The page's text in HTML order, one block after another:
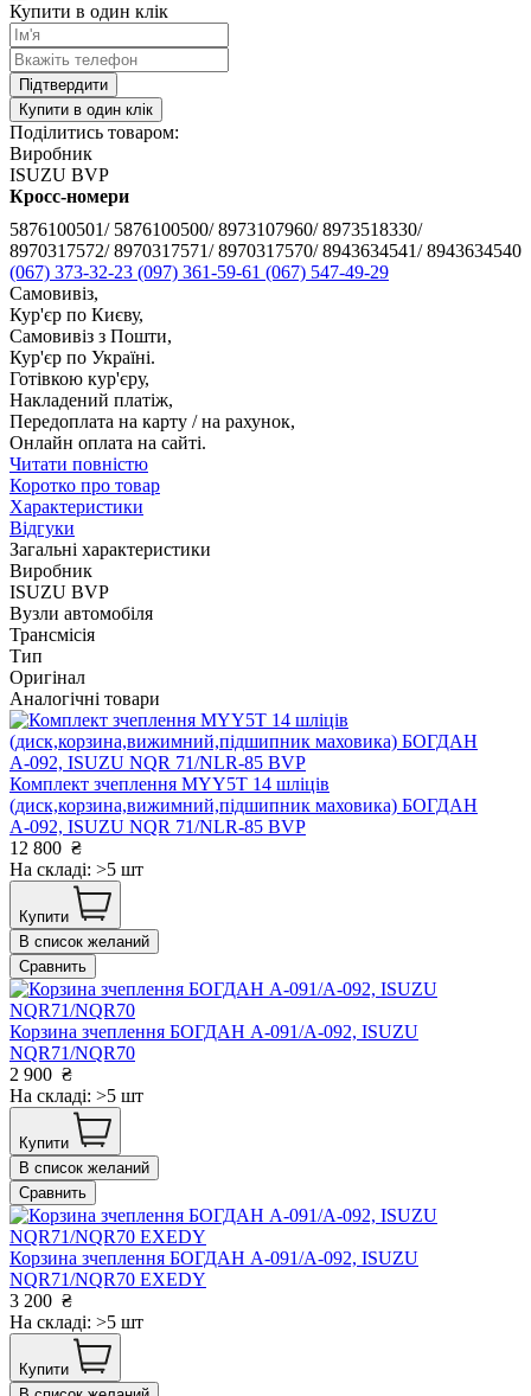
Купити в один клік
Підтвердити
Купити в один клік
Поділитись товаром:
Виробник
ISUZU BVP
Кросс-номери
5876100501/ 5876100500/ 8973107960/ 8973518330/
8970317572/ 8970317571/ 8970317570/ 8943634541/ 8943634540
(067) 373-32-23 (097) 361-59-61 (067) 547-49-29
Самовивіз,
Кур'єр по Києву,
Самовивіз з Пошти,
Кур'єр по Україні.
Готівкою кур'єру,
Накладений платіж,
Передоплата на карту / на рахунок,
Онлайн оплата на сайті.
Читати повністю
Коротко про товар
Характеристики
Відгуки
Загальні характеристики
Виробник
ISUZU BVP
Вузли автомобіля
Трансмісія
Тип
Оригінал
Аналогічні товари
Комплект зчеплення MYY5T 14 шліців
(диск,корзина,вижимний,підшипник маховика) БОГДАН
А-092, ISUZU NQR 71/NLR-85 BVP
12 800 ₴
На складі: >5 шт
Купити
В список желаний
Сравнить
Корзина зчеплення БОГДАН А-091/А-092, ISUZU
NQR71/NQR70
2 900 ₴
На складі: >5 шт
Купити
В список желаний
Сравнить
Корзина зчеплення БОГДАН А-091/А-092, ISUZU
NQR71/NQR70 EXEDY
3 200 ₴
На складі: >5 шт
Купити